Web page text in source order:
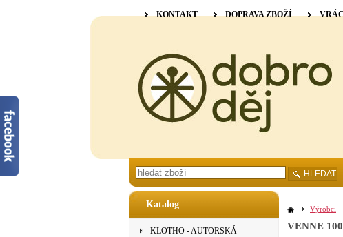
Katalog
KLOTHO - AUTORSKÁ
Výrobci
VENNE
KONTAKT DOPRAVA ZBOŽÍ
HLEDAT